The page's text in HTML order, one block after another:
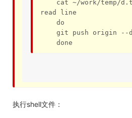
read line
    done
执行shell文件：